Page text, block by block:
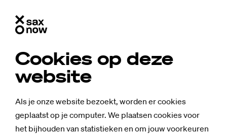
Cookies op deze
website
Als je onze website bezoekt, worden er cookies
geplaatst op je computer. We plaatsen cookies voor
het bijhouden van statistieken en om jouw voorkeuren